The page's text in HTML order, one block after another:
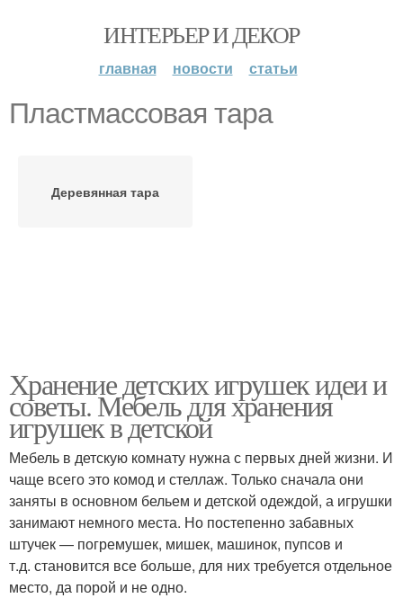
ИНТЕРЬЕР И ДЕКОР
главная новости статьи
Пластмассовая тара
Деревянная тара
Хранение детских игрушек идеи и
советы. Мебель для хранения
игрушек в детской
Мебель в детскую комнату нужна с первых дней жизни. И
чаще всего это комод и стеллаж. Только сначала они
заняты в основном бельем и детской одеждой, а игрушки
занимают немного места. Но постепенно забавных
штучек — погремушек, мишек, машинок, пупсов и
т.д. становится все больше, для них требуется отдельное
место, да порой и не одно.